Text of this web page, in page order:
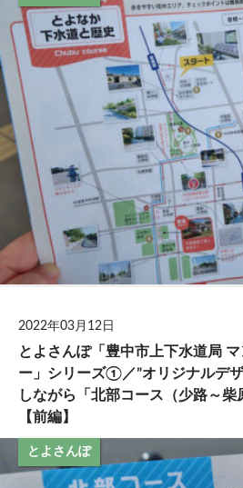
2022年03月12日
とよさんぽ「豊中市上下水道局
ー」シリーズ①／”オリジナルデ
しながら「北部コース（少路～柴
【前編】
とよさんぽ